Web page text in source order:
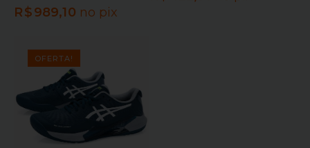
R$989,10 no pix
OFERTA!